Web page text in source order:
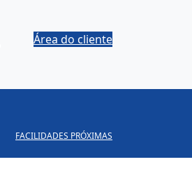
Área do cliente
FACILIDADES PRÓXIMAS